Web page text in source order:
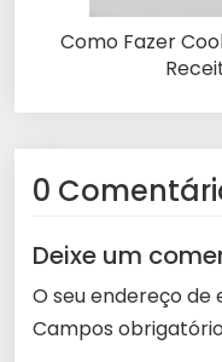
Como Fazer
0
Deixe um
O seu endereço
Campos